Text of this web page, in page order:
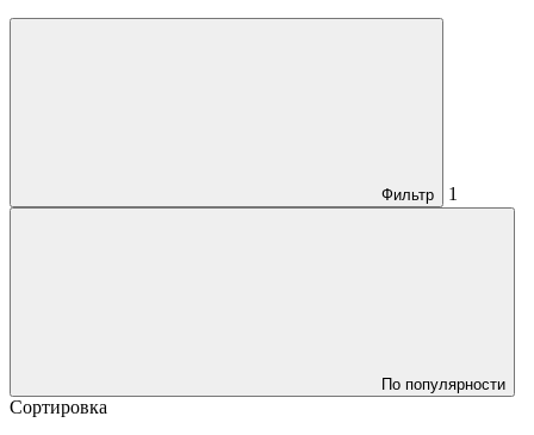
Фильтр 1
По популярности
Сортировка